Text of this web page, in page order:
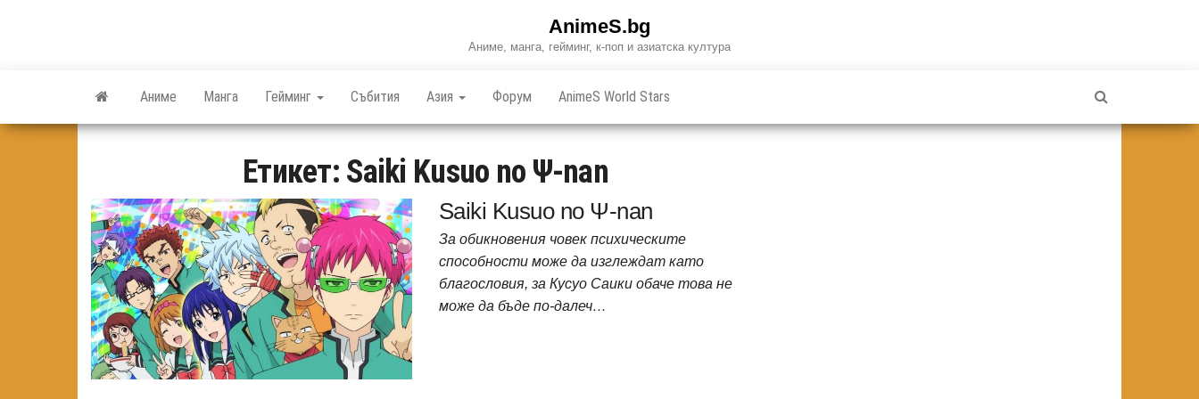
AnimeS.bg
Аниме, манга, гейминг, к-поп и азиатска култура
Аниме Манга Гейминг Събития Азия Форум AnimeS World Stars
Етикет: Saiki Kusuo no Ψ-nan
Saiki Kusuo no Ψ-nan
За обикновения човек психическите
способности може да изглеждат като
благословия, за Кусуо Саики обаче това не
може да бъде по-далеч…